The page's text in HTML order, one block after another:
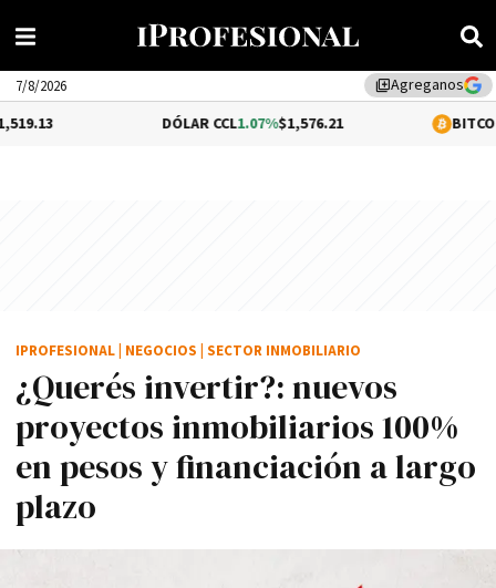
library_addAgreganos
7/8/2026
1.07%$1,576.21 0.29%
¿Querés invertir?: nuevos
proyectos inmobiliarios 100%
en pesos y financiación a largo
plazo
IPROFESIONAL NEGOCIOS SECTOR INMOBILIARIO